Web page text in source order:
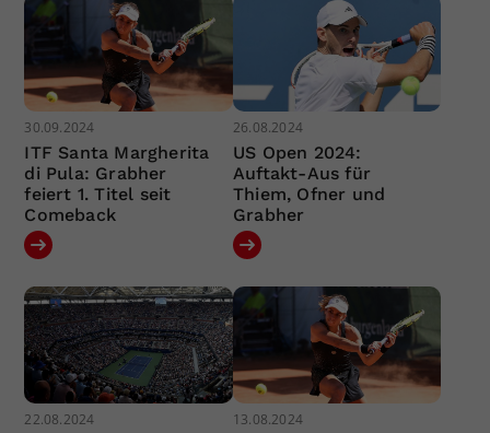
30.09.2024
ITF Santa Margherita
di Pula: Grabher
feiert 1. Titel seit
Comeback
26.08.2024
US Open 2024:
Auftakt-Aus für
Thiem, Ofner und
Grabher
22.08.2024 13.08.2024